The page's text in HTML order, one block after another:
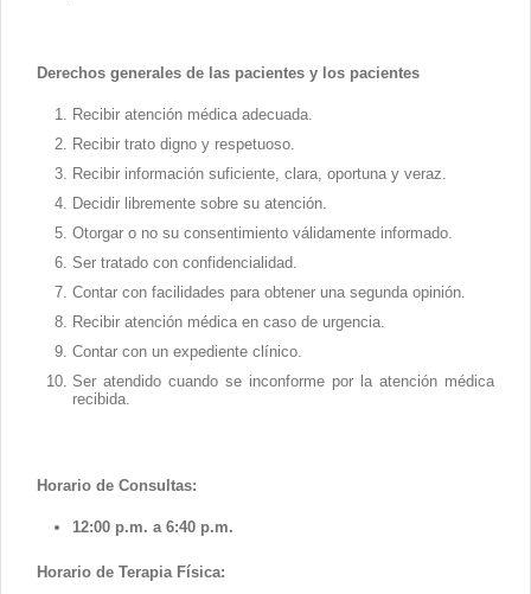
Derechos generales de las pacientes y los pacientes
Recibir atención médica adecuada.
Recibir trato digno y respetuoso.
Recibir información suficiente, clara, oportuna y veraz.
Decidir libremente sobre su atención.
Otorgar o no su consentimiento válidamente informado.
Ser tratado con confidencialidad.
Contar con facilidades para obtener una segunda opinión.
Recibir atención médica en caso de urgencia.
Contar con un expediente clínico.
Ser atendido cuando se inconforme por la atención médica
recibida.
Horario de Consultas:
12:00 p.m. a 6:40 p.m.
Horario de Terapia Física: